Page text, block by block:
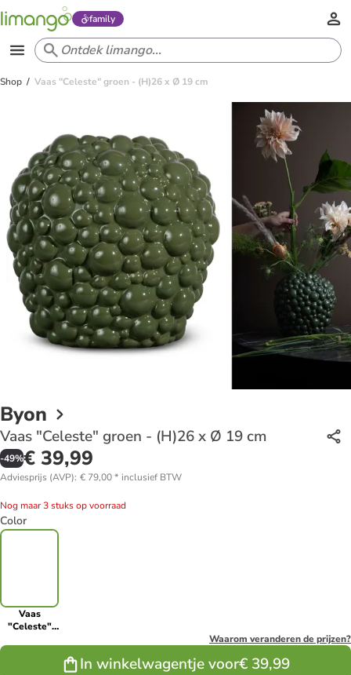
family
Shop Vaas "Celeste" groen - (H)26 x Ø 19 cm
Byon
Vaas "Celeste" groen - (H)26 x Ø 19 cm
-49%€ 39,99
Adviesprijs (AVP): € 79,00* inclusief BTW
Nog maar 3 stuks op voorraad
Color
Vaas
"Celeste"
(H)26 x Ø 19
Waarom veranderen de prijzen?
In winkelwagentje voor€ 39,99